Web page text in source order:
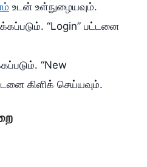
உடன் உள்நுழையவும்.
“Login” பட்டனை
“New
கிளிக் செய்யவும்.